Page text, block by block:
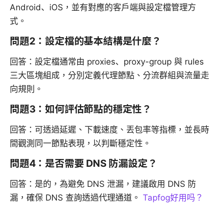
Android、iOS，並有對應的客戶端與設定檔管理方
式。
問題2：設定檔的基本結構是什麼？
回答：設定檔通常由 proxies、proxy-group 與 rules
三大區塊組成，分別定義代理節點、分流群組與流量走
向規則。
問題3：如何評估節點的穩定性？
回答：可透過延遲、下載速度、丟包率等指標，並長時
間觀測同一節點表現，以判斷穩定性。
問題4：是否需要 DNS 防漏設定？
回答：是的，為避免 DNS 泄漏，建議啟用 DNS 防
漏，確保 DNS 查詢透過代理通道。 Tapfog好用吗？